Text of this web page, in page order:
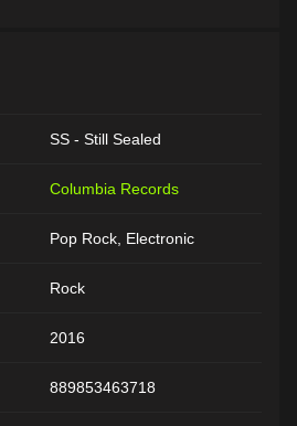
SS - Still Sealed
Columbia Records
Pop Rock, Electronic
Rock
2016
889853463718